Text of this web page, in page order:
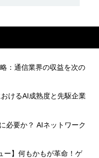
：通信業界の収益を次の
けるAI成熟度と先駆企業
必要か？ AIネットワーク
ー】何もかもが革命！ゲ